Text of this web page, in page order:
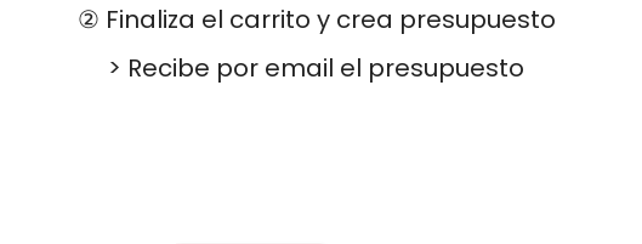
② Finaliza el carrito y crea presupuesto
> Recibe por email el presupuesto